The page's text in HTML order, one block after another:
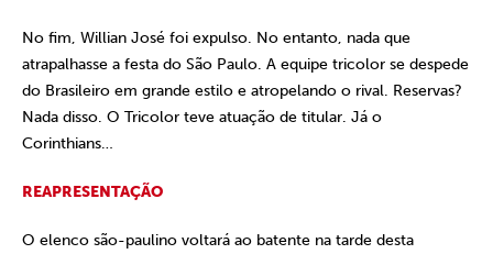
No fim, Willian José foi expulso. No entanto, nada que
atrapalhasse a festa do São Paulo. A equipe tricolor se despede
do Brasileiro em grande estilo e atropelando o rival. Reservas?
Nada disso. O Tricolor teve atuação de titular. Já o
Corinthians…
REAPRESENTAÇÃO
O elenco são-paulino voltará ao batente na tarde desta